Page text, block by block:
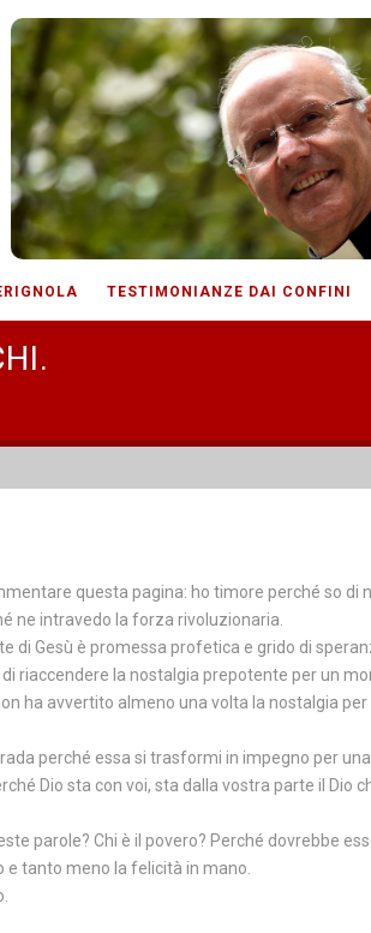
TESTIMONIANZE DAI CONFINI
questa pagina: ho timore perché so di
ne intravedo la forza rivoluzionaria.
di Gesù è promessa profetica e grido di
riaccendere la nostalgia prepotente per un
ha avvertito almeno una volta la nostalgia
perché essa si trasformi in impegno per una
Dio sta con voi, sta dalla vostra parte il Dio
parole? Chi è il povero? Perché dovrebbe
e tanto meno la felicità in mano.